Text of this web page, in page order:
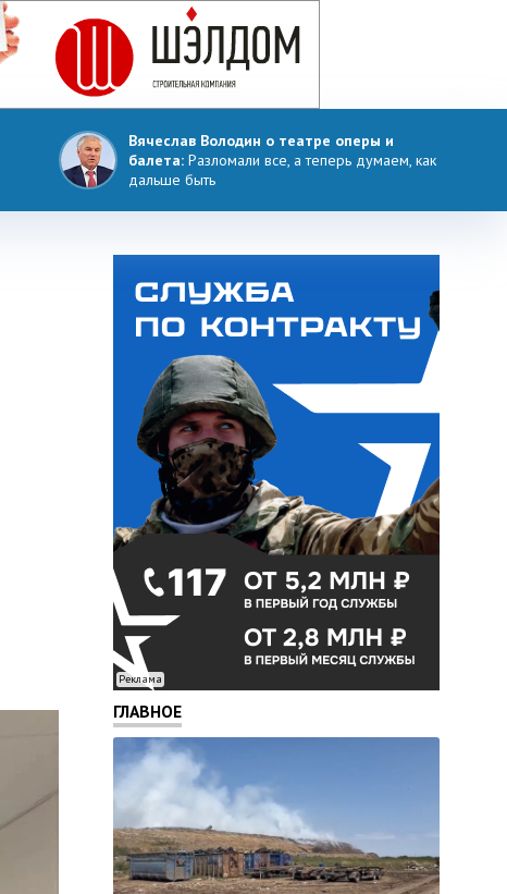
Вячеслав Володин о театре оперы и
балета: Разломали все, а теперь думаем, как
дальше быть
Реклама
ГЛАВНОЕ